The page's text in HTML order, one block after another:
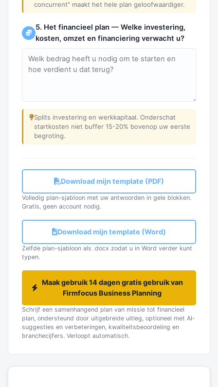
concurrent" maakt het hele plan geloofwaardiger.
5. Het financieel plan — Welke investering,
kosten, omzet en financiering verwacht u?
Splits investering en werkkapitaal. Onderschat
startkosten niet buffer 15-20% bovenop uw eerste
begroting.
Download mijn template (PDF)
Volledig plan-sjabloon met uw antwoorden in gele blokken.
Gratis, geen account nodig.
Download mijn template (Word)
Zelfde plan-sjabloon als .docx zodat u in Word verder kunt
typen.
Maak gebruik 14 dagen gratis gebruik van
Firmfocus Business Planning
Schrijf een samenhangend plan van missie tot financieel
plan, ondersteund door uitgebreide uitleg, optioneel met AI-
suggesties en verbeteringen, kwaliteitsbeoordeling en
branchecijfers. Verloopt automatisch.